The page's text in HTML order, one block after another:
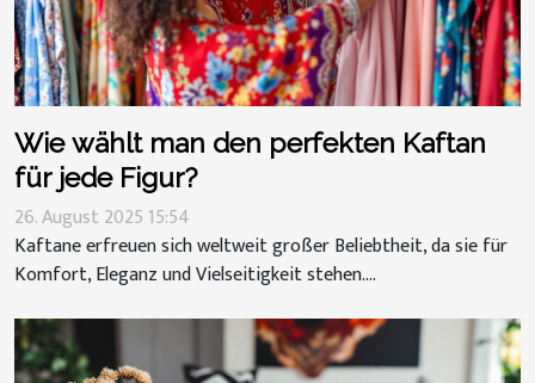
Wie wählt man den perfekten Kaftan
für jede Figur?
26. August 2025 15:54
Kaftane erfreuen sich weltweit großer Beliebtheit, da sie für
Komfort, Eleganz und Vielseitigkeit stehen....